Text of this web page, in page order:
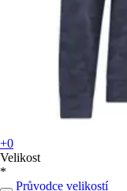
+0
Velikost
*
Průvodce velikostí